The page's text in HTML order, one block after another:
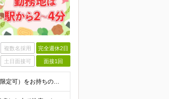
複数名採用 完全週休2日
土日面接可 面接1回
【20代・30代活躍中！未経験・第二新卒、大歓迎♪】 ●普通自動車免許（AT限定可）をお持ちの方 ●学歴不問 ＼こんな方にピッタリです！／ ★食べることや、食のトレンドに興味がある方 ★自分のアイデ